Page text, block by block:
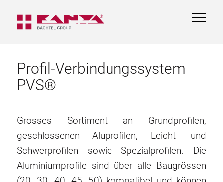
Profil-Verbindungssystem
PVS®
Grosses Sortiment an Grundprofilen,
geschlossenen Aluprofilen, Leicht- und
Schwerprofilen sowie Spezialprofilen. Die
Aluminiumprofile sind über alle Baugrössen